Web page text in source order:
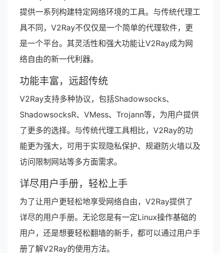
提供一系列构建特定网络环境的工具。与传统代理工
具不同，V2Ray不仅仅是一个简单的代理软件，更
是一个平台。其灵活性和强大功能让V2Ray成为网
络自由的新一代利器。
功能丰富，远超传统
V2Ray支持多种协议，包括Shadowsocks、
ShadowsocksR、VMess、Trojann等，为用户提供
了更多的选择。与传统代理工具相比，V2Ray的功
能更为强大，可用于实现隐私保护、规避防火墙以及
访问限制网站等多方面需求。
详尽用户手册，轻松上手
为了让用户更轻松地享受网络自由，V2Ray提供了
详尽的用户手册。无论您是有一定Linux操作基础的
用户，还是想要轻松翻墙的新手，都可以通过用户手
册了解V2Ray的使用方法。